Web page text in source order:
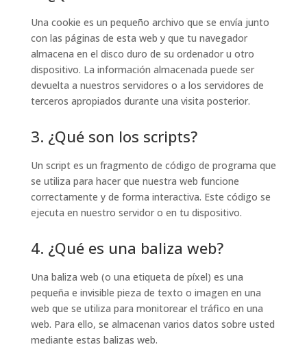
Una cookie es un pequeño archivo que se envía junto
con las páginas de esta web y que tu navegador
almacena en el disco duro de su ordenador u otro
dispositivo. La información almacenada puede ser
devuelta a nuestros servidores o a los servidores de
terceros apropiados durante una visita posterior.
3. ¿Qué son los scripts?
Un script es un fragmento de código de programa que
se utiliza para hacer que nuestra web funcione
correctamente y de forma interactiva. Este código se
ejecuta en nuestro servidor o en tu dispositivo.
4. ¿Qué es una baliza web?
Una baliza web (o una etiqueta de píxel) es una
pequeña e invisible pieza de texto o imagen en una
web que se utiliza para monitorear el tráfico en una
web. Para ello, se almacenan varios datos sobre usted
mediante estas balizas web.